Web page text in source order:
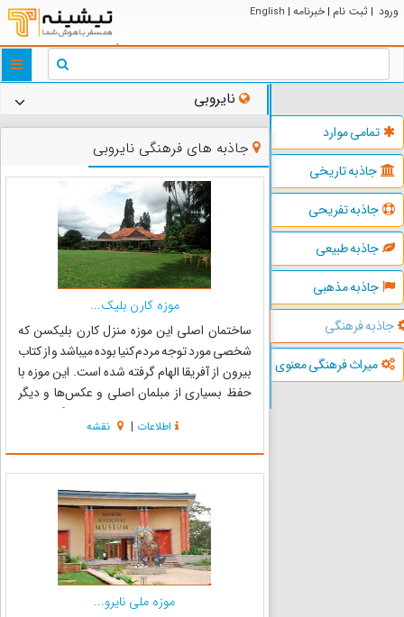
ورود | ثبت نام | خبرنامه |
English
تمامی موارد
جاذبه تاریخی
جاذبه تفریحی
جاذبه طبیعی
جاذبه مذهبی
جاذبه فرهنگی
میراث فرهنگی معنوی
نایروبی
جاذبه های فرهنگی نایروبی
موزه کارن بلیک...
ساختمان اصلی این موزه منزل کارن بلیکسن که
شخصی مورد توجه مردم کنیا بوده میباشد و از کتاب
بیرون از آفریقا الهام گرفته شده است. این موزه با
حفظ بسیاری از مبلمان اصلی و عکس‌ها و دیگر
اشیاء خانه، بسیار مورد توجه بازدید کنندگان است.
اطلاعات | نقشه
موزه ملی نایرو...